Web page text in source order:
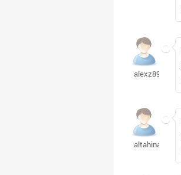
alexz89
altahina